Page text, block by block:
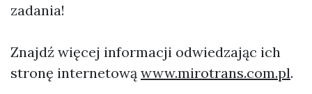
zadania!
Znajdź więcej informacji odwiedzając ich
stronę internetową www.mirotrans.com.pl.